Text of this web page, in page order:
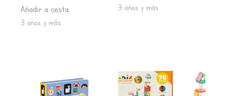
Añadir a cesta
3 años y más
3 años y más